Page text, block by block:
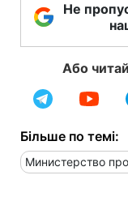
Не
Або
Більше по темі:
Министерство